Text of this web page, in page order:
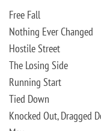
Free Fall
Nothing Ever Changed
Hostile Street
The Losing Side
Running Start
Tied Down
Knocked Out, Dragged